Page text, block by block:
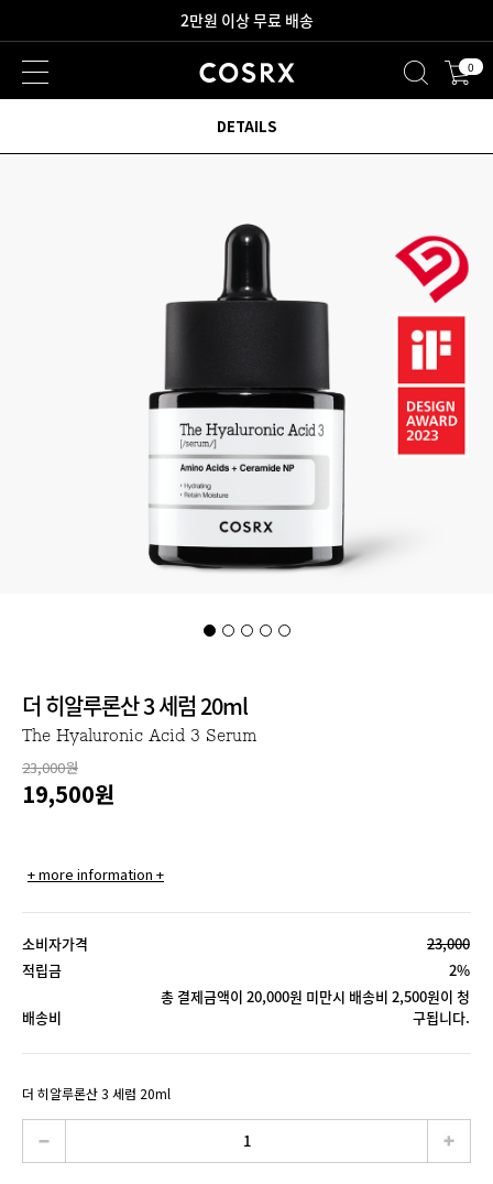
새로워진 회원 혜택을 만나보세요!
2만원 이상 무료 배송 0
더 히알루론산 3 세럼 20ml
The Hyaluronic Acid 3 Serum
23,000원
19,500원
+ more information +
소비자가격
23,000
적립금
2%
배송비
총 결제금액이 20,000원 미만시 배송비 2,500원이 청
구됩니다.
더 히알루론산 3 세럼 20ml
DETAILS